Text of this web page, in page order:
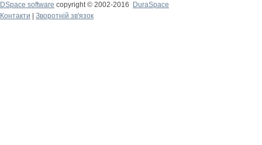
DSpace software copyright © 2002-2016
DuraSpace
Контакти
Зворотній зв'язок